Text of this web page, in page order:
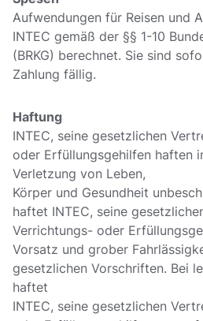
Aufwendungen für Reisen und
INTEC gemäß der §§ 1-10
(BRKG) berechnet. Sie sind
Zahlung fällig.
Haftung
INTEC, seine gesetzlichen
oder Erfüllungsgehilfen haften
Verletzung von Leben,
Körper und Gesundheit
haftet INTEC, seine
Verrichtungs- oder
Vorsatz und grober
gesetzlichen Vorschriften. Bei
haftet
INTEC, seine gesetzlichen